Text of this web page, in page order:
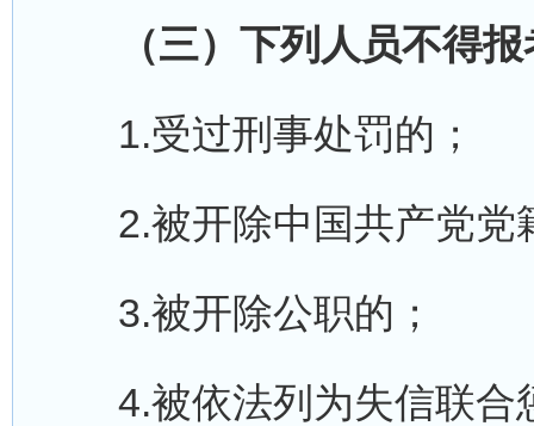
（三）下列人员不得报
1.受过刑事处罚的；
2.被开除中国共产党党
3.被开除公职的；
4.被依法列为失信联合